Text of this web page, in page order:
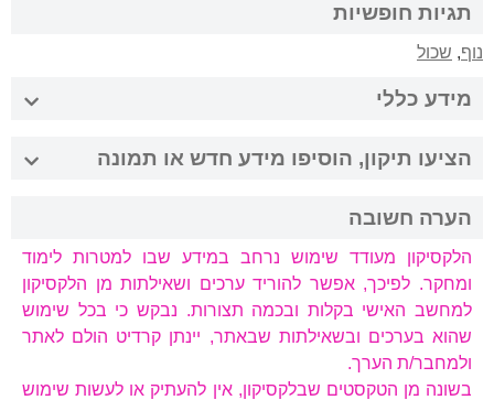
תגיות חופשיות
נוף, שכול
מידע כללי
הציעו תיקון, הוסיפו מידע חדש או תמונה
הערה חשובה
הלקסיקון מעודד שימוש נרחב במידע שבו למטרות לימוד
ומחקר. לפיכך, אפשר להוריד ערכים ושאילתות מן הלקסיקון
למחשב האישי בקלות ובכמה תצורות. נבקש כי בכל שימוש
שהוא בערכים ובשאילתות שבאתר, יינתן קרדיט הולם לאתר
ולמחבר/ת הערך.
בשונה מן הטקסטים שבלקסיקון, אין להעתיק או לעשות שימוש